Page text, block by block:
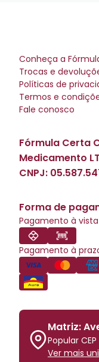
Conheça a
Trocas e
Políticas de
Termos e
Fale conosco
Fórmula Certa
Medicamento
CNPJ:
Forma de
Pagamento à vista
Pagamento à
Matriz:
Popular
Ver mais